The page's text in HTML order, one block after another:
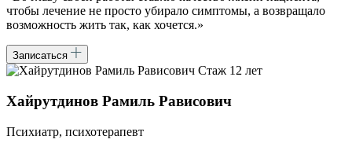
чтобы лечение не просто убирало симптомы, а возвращало
возможность жить так, как хочется.»
Записаться
Стаж 12 лет
Хайрутдинов Рамиль Рависович
Психиатр, психотерапевт